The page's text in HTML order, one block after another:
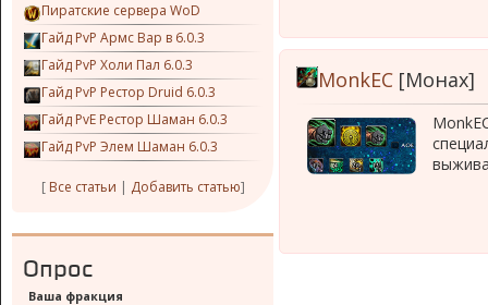
Пиратские сервера WoD
Гайд PvP Армс Вар в 6.0.3
Гайд PvP Холи Пал 6.0.3
Гайд PvP Рестор Druid 6.0.3
Гайд PvE Рестор Шаман 6.0.3
Гайд PvP Элем Шаман 6.0.3
[ Все статьи | Добавить статью]
Опрос
Ваша фракция
MonkEC [Монах]